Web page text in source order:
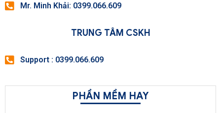
Mr. Minh Khải: 0399.066.609
TRUNG TÂM CSKH
Support : 0399.066.609
PHẦN MỀM HAY